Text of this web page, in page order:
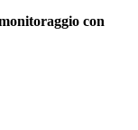
con